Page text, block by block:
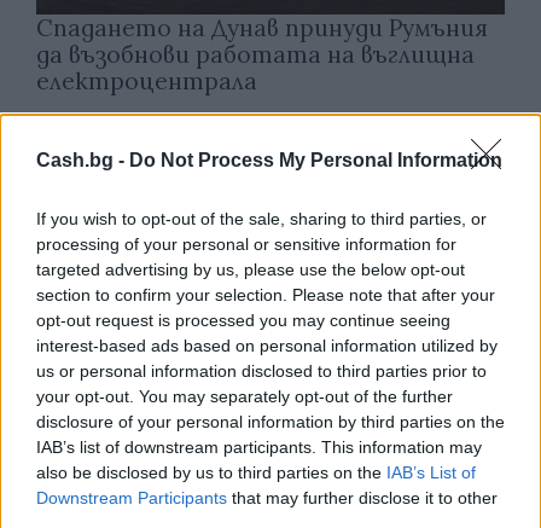
Cash.bg - Do Not Process My Personal Information
If you wish to opt-out of the sale, sharing to third parties, or
processing of your personal or sensitive information for
targeted advertising by us, please use the below opt-out
section to confirm your selection. Please note that after your
opt-out request is processed you may continue seeing
interest-based ads based on personal information utilized by
us or personal information disclosed to third parties prior to
your opt-out. You may separately opt-out of the further
disclosure of your personal information by third parties on the
IAB’s list of downstream participants. This information may
also be disclosed by us to third parties on the IAB’s List of
Downstream Participants that may further disclose it to other
Спадането на Дунав принуди Румъния
да възобнови работата на въглищна
електроцентрала
06.08.2026 / 15:30
Изпълнителният директор на Revolut